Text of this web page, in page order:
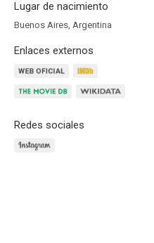
Lugar de nacimiento
Buenos Aires, Argentina
Enlaces externos
Redes sociales